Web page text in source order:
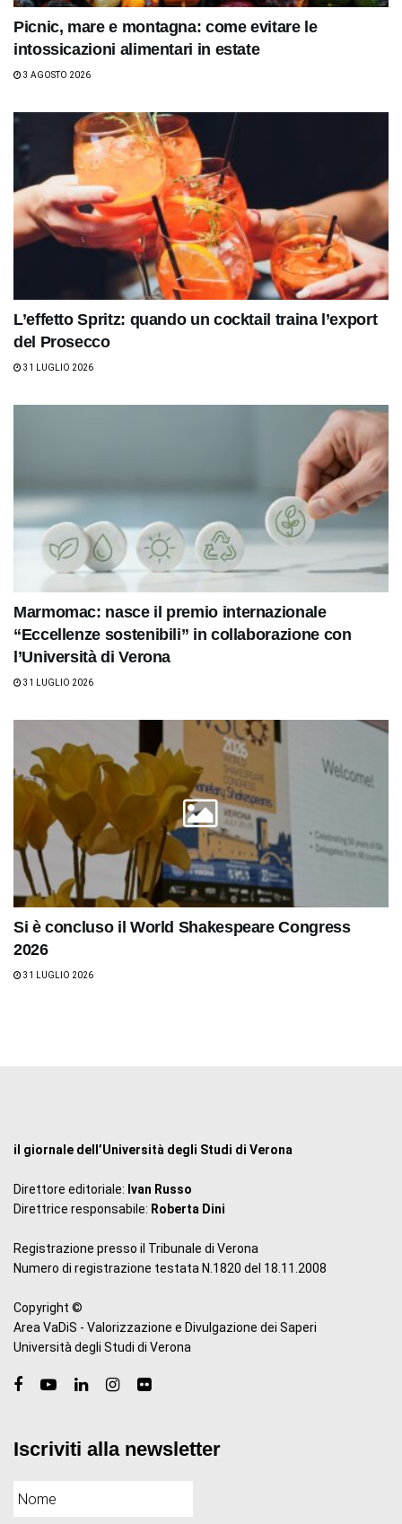
Picnic, mare e montagna: come evitare le
intossicazioni alimentari in estate
3 AGOSTO 2026
L’effetto Spritz: quando un cocktail traina l’export
del Prosecco
31 LUGLIO 2026
Marmomac: nasce il premio internazionale
“Eccellenze sostenibili” in collaborazione con
l’Università di Verona
31 LUGLIO 2026
Si è concluso il World Shakespeare Congress
2026
31 LUGLIO 2026
il giornale dell’Università degli Studi di Verona
Direttore editoriale: Ivan Russo
Direttrice responsabile: Roberta Dini
Registrazione presso il Tribunale di Verona
Numero di registrazione testata N.1820 del 18.11.2008
Copyright ©
Area VaDiS - Valorizzazione e Divulgazione dei Saperi
Università degli Studi di Verona
Iscriviti alla newsletter